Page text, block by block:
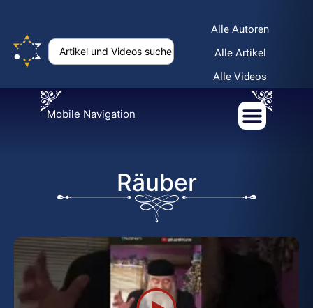
Alle Autoren
Alle Artikel
Alle Videos
Mobile Navigation
Räuber